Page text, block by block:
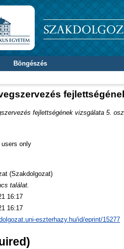
Böngészés
fejlettségének vizsgálata 5.
only
(Szakdolgozat)
találat.
16:17
16:17
eszterhazy.hu/id/eprint/15277